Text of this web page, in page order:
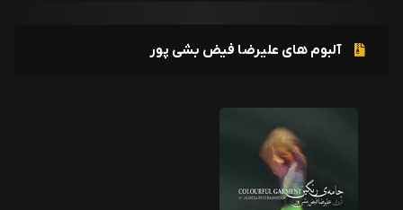
آلبوم های علیرضا فیض بشی پور